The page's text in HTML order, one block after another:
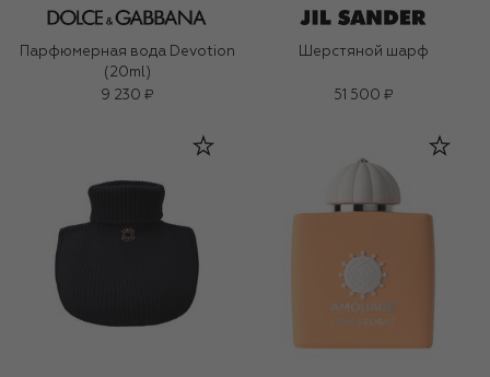
Парфюмерная вода Devotion
(20ml)
9 230 ₽
Шерстяной шарф
51 500 ₽